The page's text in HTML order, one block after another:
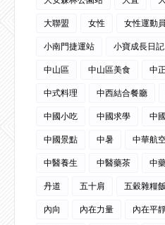
大聯盟
女性 女性運動員
小南門捷運站
小寶成長日記
中山區
中山區美食 中
中式料理
中西結合餐廳
中國小吃
中國求學 中
中國景點
中暑 中華航
中醫養生
中醫藥茶 中
丹道
五十肩 五穀雜糧飯
內向
內在力量 內在平